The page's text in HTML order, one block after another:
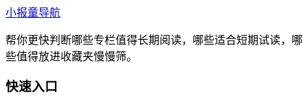
小报童导航
帮你更快判断哪些专栏值得长期阅读，哪些适合短期试读，哪
些值得放进收藏夹慢慢筛。
快速入口